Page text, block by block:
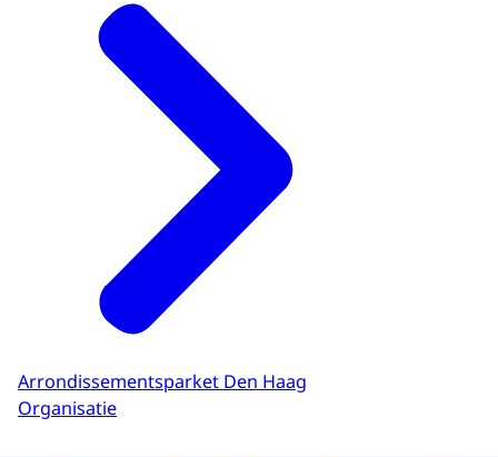
Arrondissementsparket Den Haag
Organisatie